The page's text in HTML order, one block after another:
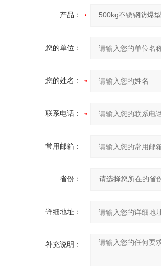
产品：
您的单位：
您的姓名：
联系电话：
常用邮箱：
省份：
详细地址：
补充说明：